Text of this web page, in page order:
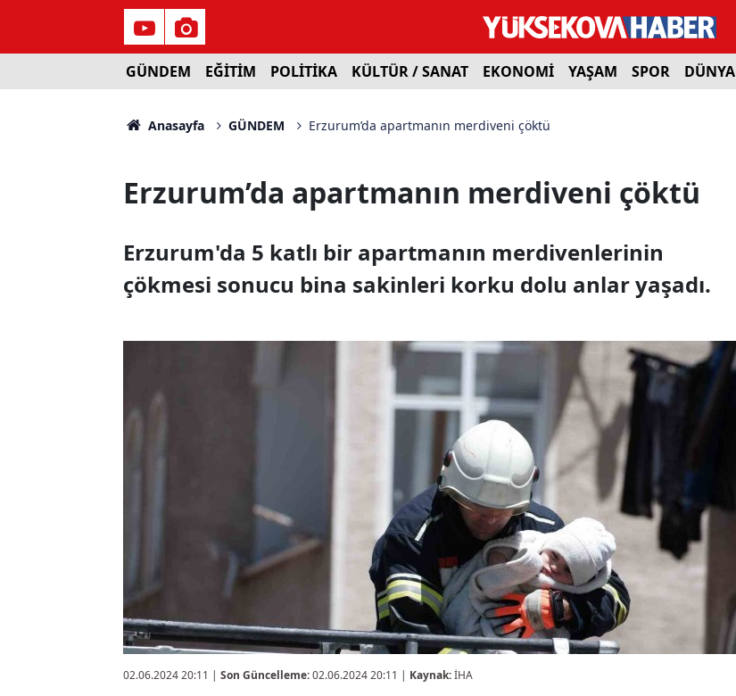
GÜNDEM EĞİTİM POLİTİKA KÜLTÜR / SANAT EKONOMİ YAŞAM SPOR DÜNYA
Anasayfa GÜNDEM Erzurum’da apartmanın merdiveni çöktü
Erzurum’da apartmanın merdiveni çöktü
Erzurum'da 5 katlı bir apartmanın merdivenlerinin
çökmesi sonucu bina sakinleri korku dolu anlar yaşadı.
02.06.2024 20:11 | Son Güncelleme:02.06.2024 20:11 | Kaynak:İHA